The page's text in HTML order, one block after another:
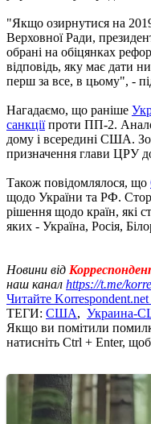
"Якщо озирнутися на
Верховної Ради,
обрані на обіцянках
відповідь, яку має дати
перш за все, в цьому", -
Нагадаємо, що раніше
санкціїпроти ПП-2.
дому і всередині США.
призначення глави ЦРУ
Також повідомлялося, що
щодо України та РФ.
рішення щодо країн, які
яких - Україна, Росія,
Новини від
наш канал https://t.me/
Читайте
ТЕГИ: США, Украина-
Якщо ви помітили
натисніть Ctrl + Enter,